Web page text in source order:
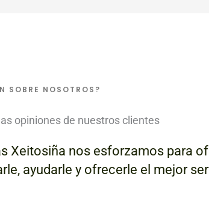
SOBRE NOSOTROS?
opiniones de nuestros clientes
Xeitosiña nos esforzamos para
ayudarle y ofrecerle el mejor